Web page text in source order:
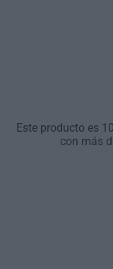
Este producto es
con más